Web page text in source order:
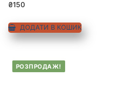
5.00
₴150
ДОДАТИ В КОШИК
РОЗПРОДАЖ!